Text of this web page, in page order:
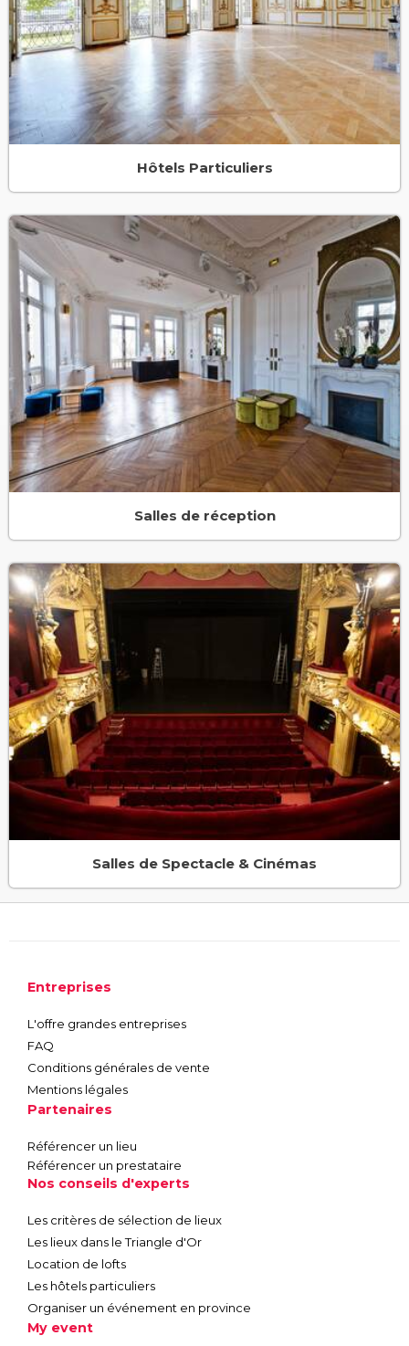
Hôtels Particuliers
Salles de réception
Salles de Spectacle & Cinémas
Entreprises
L'offre grandes entreprises
FAQ
Conditions générales de vente
Mentions légales
Partenaires
Référencer un lieu
Référencer un prestataire
Nos conseils d'experts
Les critères de sélection de lieux
Les lieux dans le Triangle d'Or
Location de lofts
Les hôtels particuliers
Organiser un événement en province
My event